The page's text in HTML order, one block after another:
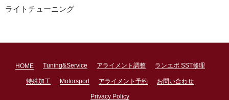
ライトチューニング
HOME Tuning&Service アライメント調整 ランエボ SST修理
特殊加工 Motorsport アライメント予約 お問い合わせ
Privacy Policy